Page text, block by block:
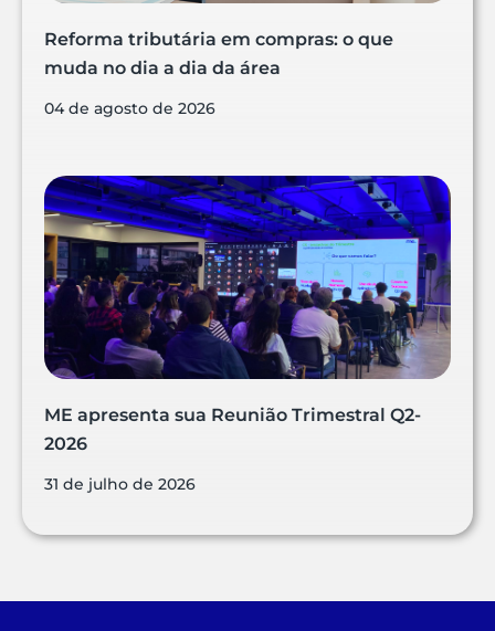
Reforma tributária em compras: o que
muda no dia a dia da área
04 de agosto de 2026
ME apresenta sua Reunião Trimestral Q2-
2026
31 de julho de 2026